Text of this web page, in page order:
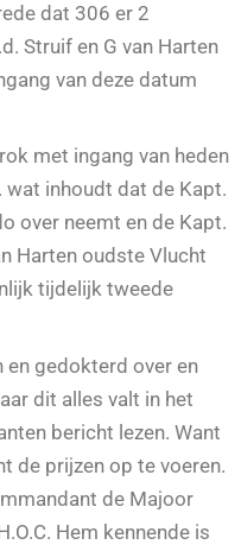
dat 306 er 2
Struif en G van Harten
van deze datum
met ingang van heden
wat inhoudt dat de Kapt.
over neemt en de Kapt.
Harten oudste Vlucht
tijdelijk tweede
gedokterd over en
dit alles valt in het
bericht lezen. Want
de prijzen op te voeren.
de Majoor
Hem kennende is